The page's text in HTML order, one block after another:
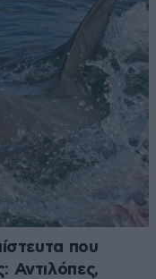
που
Αντιλόπες,